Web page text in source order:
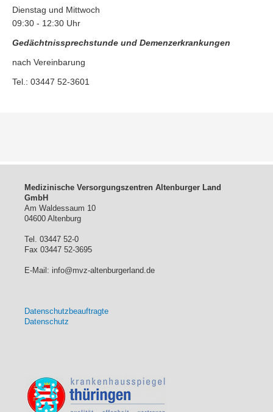
Dienstag und Mittwoch
09:30 - 12:30 Uhr
Gedächtnissprechstunde und Demenzerkrankungen
nach Vereinbarung
Tel.: 03447 52-3601
Medizinische Versorgungszentren Altenburger Land
GmbH
Am Waldessaum 10
04600 Altenburg
Tel. 03447 52-0
Fax 03447 52-3695
E-Mail: info@mvz-altenburgerland.de
Datenschutzbeauftragte
Datenschutz